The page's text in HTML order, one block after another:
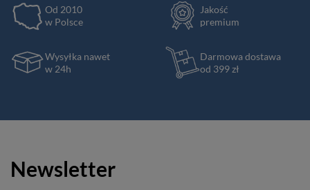
Od 2010
w Polsce
Jakość
premium
Wysyłka nawet
w 24h
Darmowa dostawa
od 399 zł
Newsletter